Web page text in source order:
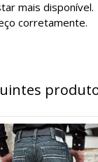
mais disponível.
corretamente.